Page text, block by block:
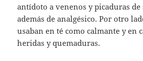
antídoto a venenos y picaduras de
además de analgésico. Por otro
usaban en té como calmante y en
heridas y quemaduras.